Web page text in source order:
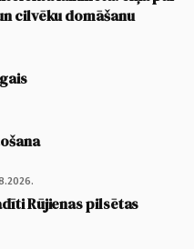
cilvēku domāšanu
Rūjienas pilsētas